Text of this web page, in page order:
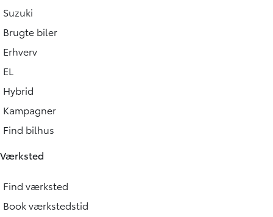
Suzuki
Brugte biler
Erhverv
EL
Hybrid
Kampagner
Find bilhus
Værksted
Find værksted
Book værkstedstid